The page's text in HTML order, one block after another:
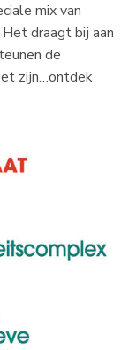
mix van
draagt bij aan
de
zijn…ontdek